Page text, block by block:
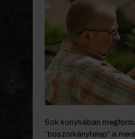
Sok konyhában
“boszorkánytelep” a